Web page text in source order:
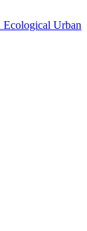
Ecological Urban